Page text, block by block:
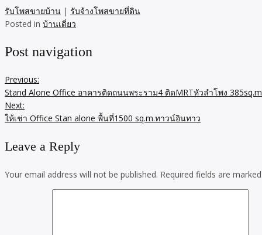
รับโพสขายบ้าน | รับจ้างโพสขายที่ดิน
Posted in บ้านเดี่ยว
Post navigation
Previous:
Stand Alone Office อาคารติดถนนพระราม4 ติดMRTหัวลำโพง
Next:
ให้เช่า Office Stan alone พื้นที่1500 sq.m.ทาวน์อินทาว
Leave a Reply
Your email address will not be published. Required fields are marked